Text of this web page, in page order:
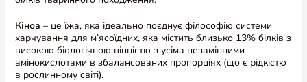
Кіноа – це їжа, яка ідеально поєднує філософію системи
харчування для м’ясоїдних, яка містить близько 13% білків з
високою біологічною цінністю з усіма незамінними
амінокислотами в збалансованих пропорціях (що є рідкістю
в рослинному світі).
Переглянути більше інформації про